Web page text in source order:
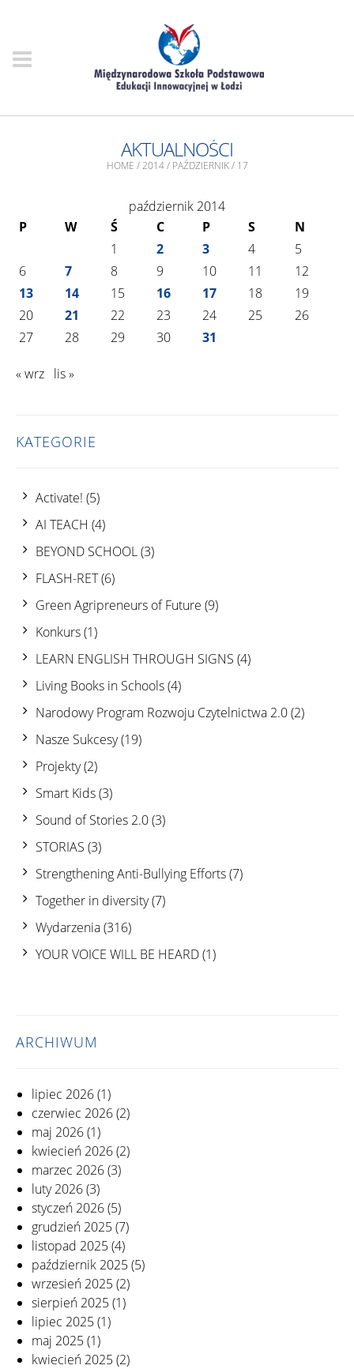
AKTUALNOŚCI
HOME / 2014 / PAŹDZIERNIK / 17
październik 2014
P
W Ś C P S
N
1
2 3 4
5
6
7 8 9 10 11
12
13
14 15 16 17 18
19
20
21 22 23 24 25
26
27
28 29 30 31
« wrz lis »
KATEGORIE
Activate! (5)
AI TEACH (4)
BEYOND SCHOOL(3)
FLASH-RET(6)
Green Agripreneurs of Future (9)
Konkurs(1)
LEARN ENGLISH THROUGH SIGNS (4)
Living Books in Schools(4)
Narodowy Program Rozwoju Czytelnictwa 2.0(2)
Nasze Sukcesy(19)
Projekty(2)
Smart Kids(3)
Sound of Stories 2.0(3)
STORIAS (3)
Strengthening Anti-Bullying Efforts(7)
Together in diversity(7)
Wydarzenia(316)
YOUR VOICE WILL BE HEARD(1)
ARCHIWUM
lipiec 2026(1)
czerwiec 2026(2)
maj 2026(1)
kwiecień 2026(2)
marzec 2026(3)
luty 2026(3)
styczeń 2026(5)
grudzień 2025(7)
listopad 2025(4)
październik 2025(5)
wrzesień 2025(2)
sierpień 2025(1)
lipiec 2025(1)
maj 2025(1)
kwiecień 2025(2)